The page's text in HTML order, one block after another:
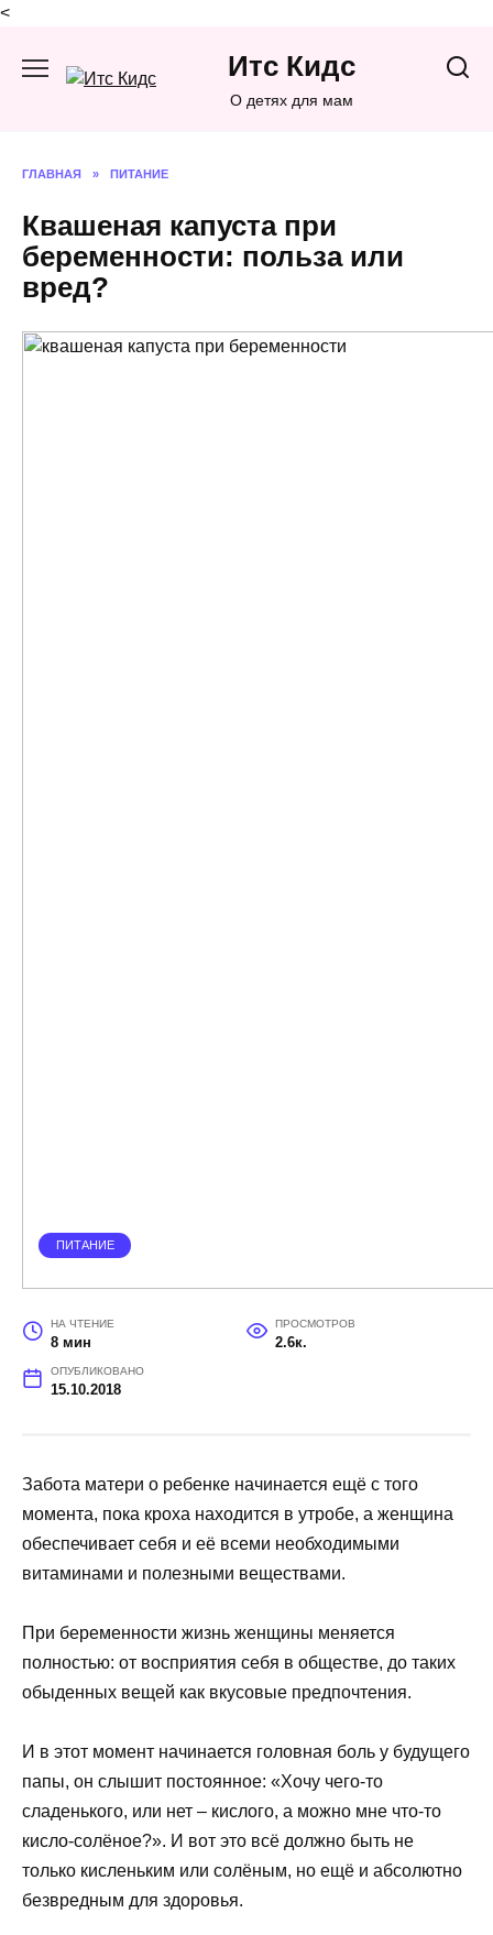
<
содержанию
Итс Кидс
О детях для мам
ГЛАВНАЯ » ПИТАНИЕ
Квашеная капуста при
беременности: польза или
вред?
ПИТАНИЕ
НА ЧТЕНИЕ
8 мин
ПРОСМОТРОВ
2.6к.
ОПУБЛИКОВАНО
15.10.2018
Забота матери о ребенке начинается ещё с того
момента, пока кроха находится в утробе, а женщина
обеспечивает себя и её всеми необходимыми
витаминами и полезными веществами.
При беременности жизнь женщины меняется
полностью: от восприятия себя в обществе, до таких
обыденных вещей как вкусовые предпочтения.
И в этот момент начинается головная боль у будущего
папы, он слышит постоянное: «Хочу чего-то
сладенького, или нет – кислого, а можно мне что-то
кисло-солёное?». И вот это всё должно быть не
только кисленьким или солёным, но ещё и абсолютно
безвредным для здоровья.